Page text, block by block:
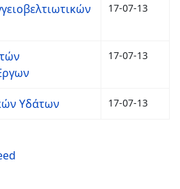
17-07-13
17-07-13
Υδάτων 17-07-13